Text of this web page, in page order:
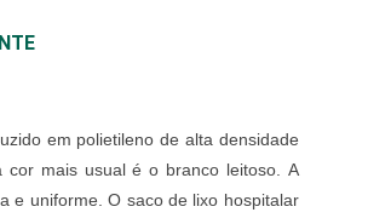
em polietileno de alta densidade
cor mais usual é o branco leitoso. A
e uniforme. O saco de lixo hospitalar